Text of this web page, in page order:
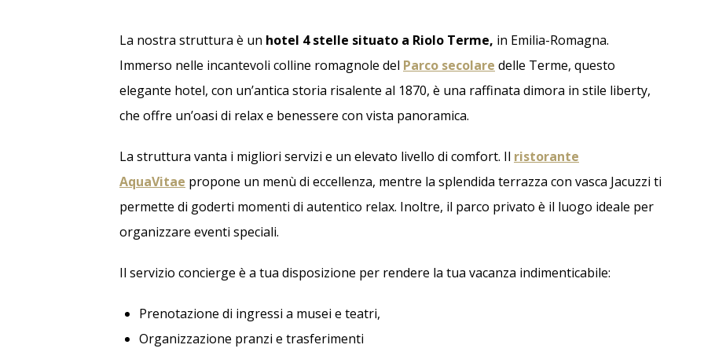
La nostra struttura è un hotel 4 stelle situato a Riolo Terme, in Emilia-Romagna.
Immerso nelle incantevoli colline romagnole del Parco secolare delle Terme, questo
elegante hotel, con un’antica storia risalente al 1870, è una raffinata dimora in stile liberty,
che offre un’oasi di relax e benessere con vista panoramica.
La struttura vanta i migliori servizi e un elevato livello di comfort. Il ristorante
AquaVitae propone un menù di eccellenza, mentre la splendida terrazza con vasca Jacuzzi ti
permette di goderti momenti di autentico relax. Inoltre, il parco privato è il luogo ideale per
organizzare eventi speciali.
Il servizio concierge è a tua disposizione per rendere la tua vacanza indimenticabile:
Prenotazione di ingressi a musei e teatri,
Organizzazione pranzi e trasferimenti
Dettagli Dettagli